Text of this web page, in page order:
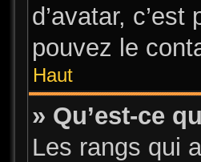
d’avatar,
pouvez le
Haut
» Qu’est-ce
Les rangs qui